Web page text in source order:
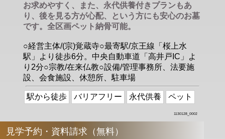
お求めやすく、また、永代供養付きプランもあ
り、後を見る方が心配、という方にも安心のお墓
です。全区画ペット納骨可能。
○経営主体/(宗)覚蔵寺○最寄駅/京王線「桜上水
駅」より徒歩6分。中央自動車道「高井戸IC」よ
り2分○宗教/在来仏教○設備/管理事務所、法要施
設、会食施設、休憩所、駐車場
駅から徒歩 バリアフリー 永代供養 ペット
1130128_0002
見学予約・資料請求（無料）